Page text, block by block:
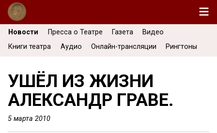
Новости Пресса о Театре Газета
Видео
Книги театра
Аудио Онлайн-трансляции Рингтоны
УШЁЛ ИЗ ЖИЗНИ
АЛЕКСАНДР ГРАВЕ.
5 марта 2010